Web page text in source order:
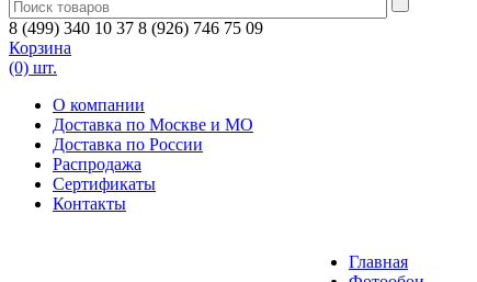
8 (499) 340 10 37 8 (926) 746 75 09
Корзина
(0) шт.
О компании
Доставка по Москве и МО
Доставка по России
Распродажа
Сертификаты
Контакты
Главная